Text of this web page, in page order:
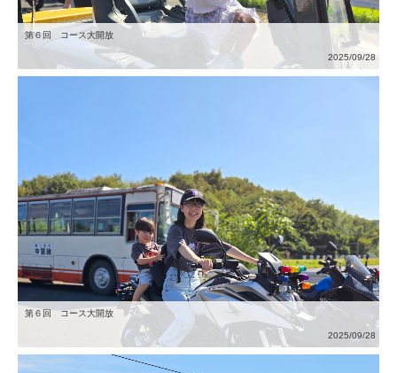
第６回 コース大開放
2025/09/28
第６回 コース大開放
2025/09/28